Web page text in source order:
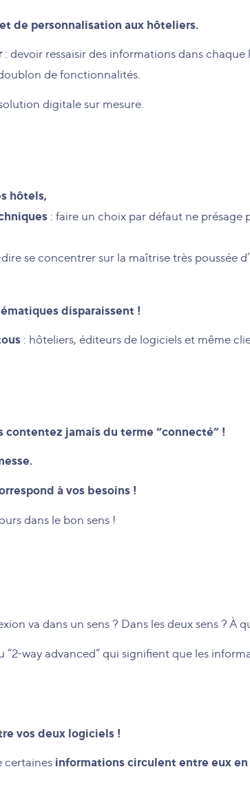
de personnalisation aux hôteliers.
: devoir ressaisir des informations dans
de fonctionnalités.
digitale sur mesure.
hôtels,
: faire un choix par défaut ne présage
se concentrer sur la maîtrise très poussée
disparaissent !
: hôteliers, éditeurs de logiciels et même
contentez jamais du terme “connecté” !
à vos besoins !
dans le bon sens !
va dans un sens ? Dans les deux sens ? À
way advanced“ qui signifient que les
vos deux logiciels !
certaines informations circulent entre eux